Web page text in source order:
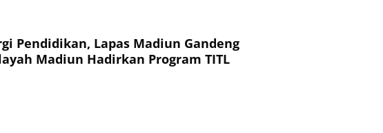
Pendidikan, Lapas Madiun Gandeng
Madiun Hadirkan Program TITL